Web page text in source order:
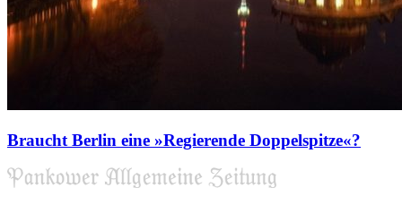
Braucht Berlin eine »Regierende Doppelspitze«?